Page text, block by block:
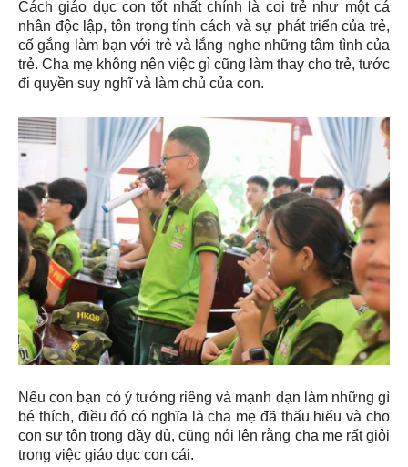
Cách giáo dục con tốt nhất chính là coi trẻ như một cá
nhân độc lập, tôn trọng tính cách và sự phát triển của trẻ,
cố gắng làm bạn với trẻ và lắng nghe những tâm tình của
trẻ. Cha mẹ không nên việc gì cũng làm thay cho trẻ, tước
đi quyền suy nghĩ và làm chủ của con.
Nếu con bạn có ý tưởng riêng và mạnh dạn làm những gì
bé thích, điều đó có nghĩa là cha mẹ đã thấu hiểu và cho
con sự tôn trọng đầy đủ, cũng nói lên rằng cha mẹ rất giỏi
trong việc giáo dục con cái.